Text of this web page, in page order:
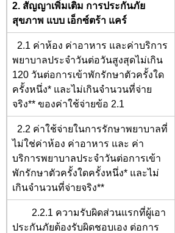
2. สัญญาเพิ่มเติม การประกันภัย
สุขภาพ แบบ เอ็กซ์ตร้า แคร์
2.1 ค่าห้อง ค่าอาหาร และค่าบริการ
พยาบาลประจำวันต่อวันสูงสุดไม่เกิน
120 วันต่อการเข้าพักรักษาตัวครั้งใด
ครั้งหนึ่ง* และไม่เกินจำนวนที่จ่าย
จริง** ของค่าใช้จ่ายข้อ 2.1
2.2 ค่าใช้จ่ายในการรักษาพยาบาลที่
ไม่ใช่ค่าห้อง ค่าอาหาร และ ค่า
บริการพยาบาลประจำวันต่อการเข้า
พักรักษาตัวครั้งใดครั้งหนึ่ง* และไม่
เกินจำนวนที่จ่ายจริง**
2.2.1 ความรับผิดส่วนแรกที่ผู้เอา
ประกันภัยต้องรับผิดชอบเอง ต่อการ